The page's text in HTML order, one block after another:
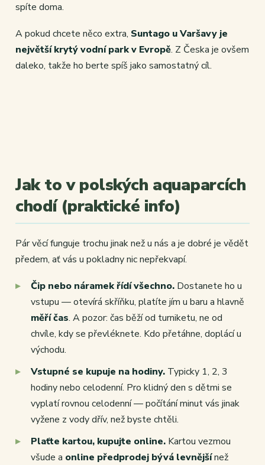
spíte doma.
A pokud chcete něco extra, Suntago u Varšavy je
největší krytý vodní park v Evropě. Z Česka je ovšem
daleko, takže ho berte spíš jako samostatný cíl.
Jak to v polských aquaparcích
chodí (praktické info)
Pár věcí funguje trochu jinak než u nás a je dobré je vědět
předem, ať vás u pokladny nic nepřekvapí.
Čip nebo náramek řídí všechno. Dostanete ho u
vstupu — otevírá skříňku, platíte jím u baru a hlavně
měří čas. A pozor: čas běží od turniketu, ne od
chvíle, kdy se převléknete. Kdo přetáhne, doplácí u
východu.
Vstupné se kupuje na hodiny. Typicky 1, 2, 3
hodiny nebo celodenní. Pro klidný den s dětmi se
vyplatí rovnou celodenní — počítání minut vás jinak
vyžene z vody dřív, než byste chtěli.
Plaťte kartou, kupujte online. Kartou vezmou
všude a online předprodej bývá levnějšínež